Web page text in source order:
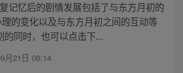
记忆后的剧情发展包括了与东方月初的
的变化以及与东方月初之间的互动等
的同时，也可以点击下...
月21日 08:14